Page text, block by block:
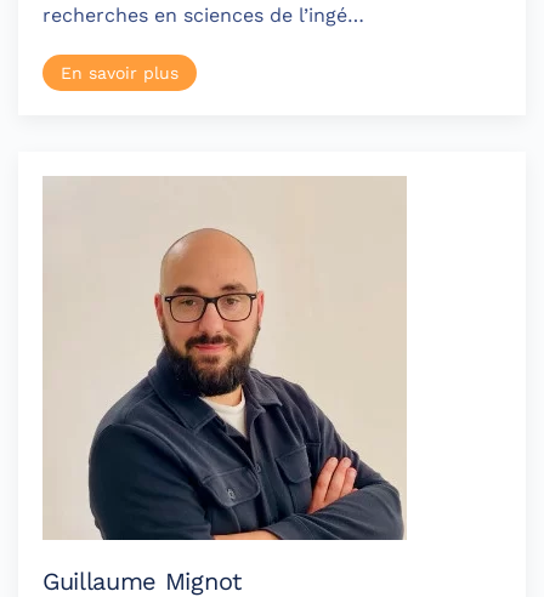
recherches en sciences de l’ingé…
En savoir plus
Guillaume Mignot